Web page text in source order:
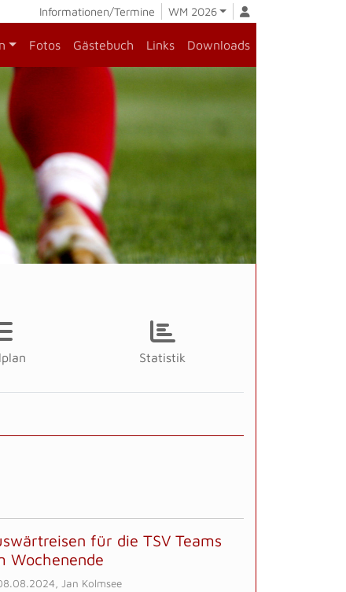
Informationen/Termine WM 2026
Fotos Gästebuch Links Downloads
Statistik
für die TSV Teams
Wochenende
Jan Kolmsee